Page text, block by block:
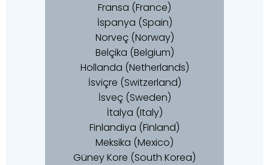
Fransa (France)
İspanya (Spain)
Norveç (Norway)
Belçika (Belgium)
Hollanda (Netherlands)
İsviçre (Switzerland)
İsveç (Sweden)
İtalya (Italy)
Finlandiya (Finland)
Meksika (Mexico)
Güney Kore (South Korea)